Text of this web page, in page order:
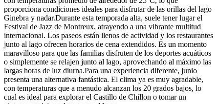
proporciona condiciones ideales para disfrutar de las orillas del lago
Ginebra y nadar.Durante esta temporada alta, suele tener lugar el
Festival de Jazz de Montreux, atrayendo a una vibrante multitud
internacional. Los paseos están llenos de actividad y los restaurantes
junto al lago ofrecen horarios de cena extendidos. Es un momento
maravilloso para que las familias disfruten de los deportes acuáticos
o simplemente se relajen junto al lago, aprovechando al máximo las
largas horas de luz diurna.Para una experiencia diferente, junio
presenta una alternativa fantástica. El clima ya es muy agradable,
con temperaturas que a menudo alcanzan los 20 grados bajos, lo
cual es ideal para explorar el Castillo de Chillon o tomar un